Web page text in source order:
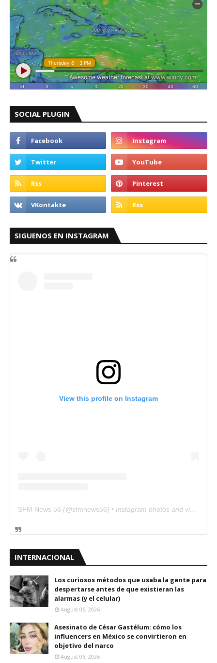
SOCIAL PLUGIN
SIGUENOS EN INSTAGRAM
View this profile on Instagram
SFM News 56 (@sfmnews56) • Instagram photos and videos
INTERNACIONAL
Los curiosos métodos que usaba la gente para
despertarse antes de que existieran las
alarmas (y el celular)
August 06, 2026
Asesinato de César Gastélum: cómo los
influencers en México se convirtieron en
objetivo del narco
August 06, 2026